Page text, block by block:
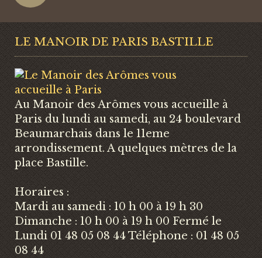
LE MANOIR DE PARIS BASTILLE
Au Manoir des Arômes vous accueille à
Paris du lundi au samedi, au 24 boulevard
Beaumarchais dans le 11eme
arrondissement. A quelques mètres de la
place Bastille.
Horaires :
Mardi au samedi : 10 h 00 à 19 h 30
Dimanche : 10 h 00 à 19 h 00 Fermé le
Lundi 01 48 05 08 44 Téléphone : 01 48 05
08 44